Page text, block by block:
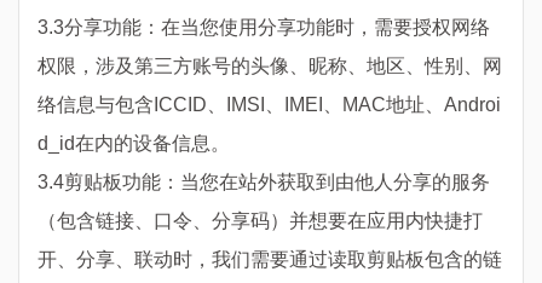
3.3分享功能：在当您使用分享功能时，需要授权网络
权限，涉及第三方账号的头像、昵称、地区、性别、网
络信息与包含ICCID、IMSI、IMEI、MAC地址、Androi
d_id在内的设备信息。
3.4剪贴板功能：当您在站外获取到由他人分享的服务
（包含链接、口令、分享码）并想要在应用内快捷打
开、分享、联动时，我们需要通过读取剪贴板包含的链